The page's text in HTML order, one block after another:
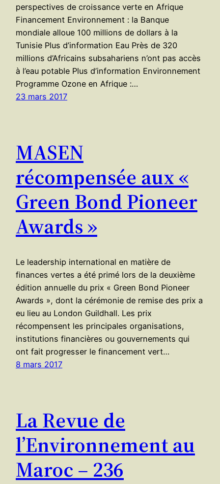
perspectives de croissance verte en Afrique
Financement Environnement : la Banque
mondiale alloue 100 millions de dollars à la
Tunisie Plus d’information Eau Près de 320
millions d’Africains subsahariens n’ont pas accès
à l’eau potable Plus d’information Environnement
Programme Ozone en Afrique :…
23 mars 2017
MASEN
récompensée aux «
Green Bond Pioneer
Awards »
Le leadership international en matière de
finances vertes a été primé lors de la deuxième
édition annuelle du prix « Green Bond Pioneer
Awards », dont la cérémonie de remise des prix a
eu lieu au London Guildhall. Les prix
récompensent les principales organisations,
institutions financières ou gouvernements qui
ont fait progresser le financement vert…
8 mars 2017
La Revue de
l’Environnement au
Maroc – 236